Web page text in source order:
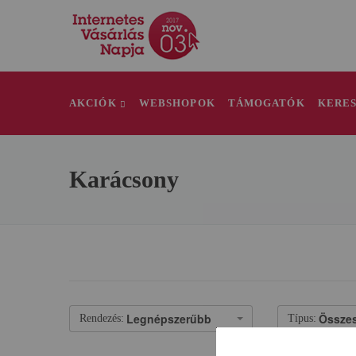
AKCIÓK WEBSHOPOK TÁMOGATÓK
Karácsony
Rendezés: Legnépszerűbb Típus: